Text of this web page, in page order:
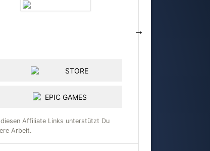
STORE
EPIC GAMES
Affiliate Links unterstützt Du
Arbeit.